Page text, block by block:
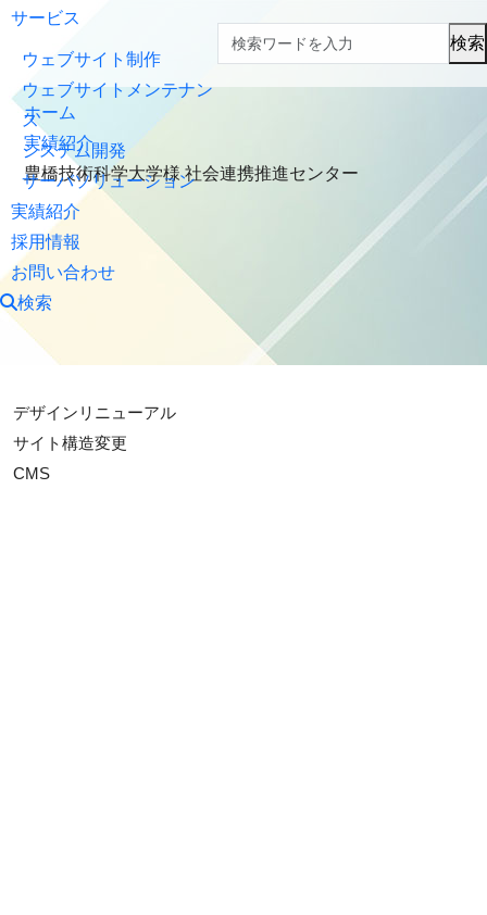
サービス
ウェブサイト制作
ウェブサイトメンテナン
ス
システム開発
サーバソリューション
実績紹介
採用情報
お問い合わせ
検索
検索
ホーム
実績紹介
豊橋技術科学大学様 社会連携推進センター
デザインリニューアル
サイト構造変更
CMS